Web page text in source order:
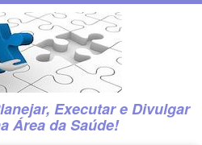
Executar e Divulgar
Área da Saúde!